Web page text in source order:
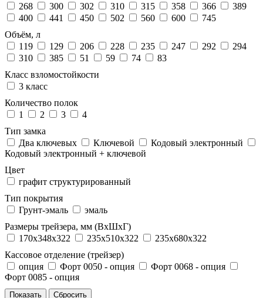
268
300 302 310 315 358 366
389
400
441 450 502 560 600
745
Объём, л
119
129 206 228 235 247 292
294
310
385 51 59 74
83
Класс взломостойкости
3 класс
Количество полок
1
2 3
4
Тип замка
Два ключевых
Ключевой
Кодовый электронный
Кодовый электронный + ключевой
Цвет
графит структурированный
Тип покрытия
Грунт-эмаль
эмаль
Размеры трейзера, мм (ВхШхГ)
170x348x322
235x510x322
235x680x322
Кассовое отделение (трейзер)
опция
Форт 0050 - опция
Форт 0068 - опция
Форт 0085 - опция